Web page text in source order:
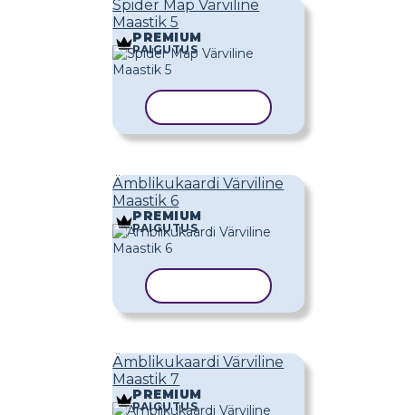
Spider Map Värviline
Maastik 5
PREMIUM
PAIGUTUS
Ämblikukaardi Värviline
Maastik 6
PREMIUM
PAIGUTUS
Ämblikukaardi Värviline
Maastik 7
PREMIUM
PAIGUTUS